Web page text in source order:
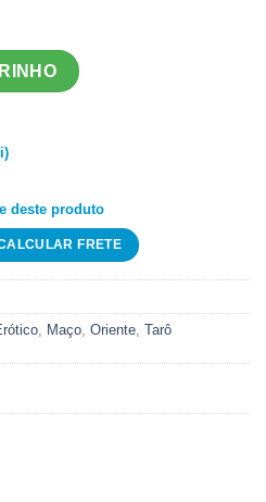
deste produto
Maço Oriente Tarô